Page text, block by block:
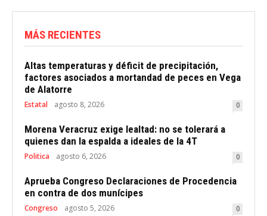
MÁS RECIENTES
Altas temperaturas y déficit de precipitación,
factores asociados a mortandad de peces en Vega
de Alatorre
Estatal agosto 8, 2026 0
Morena Veracruz exige lealtad: no se tolerará a
quienes dan la espalda a ideales de la 4T
Politica agosto 6, 2026 0
Aprueba Congreso Declaraciones de Procedencia
en contra de dos munícipes
Congreso agosto 5, 2026 0